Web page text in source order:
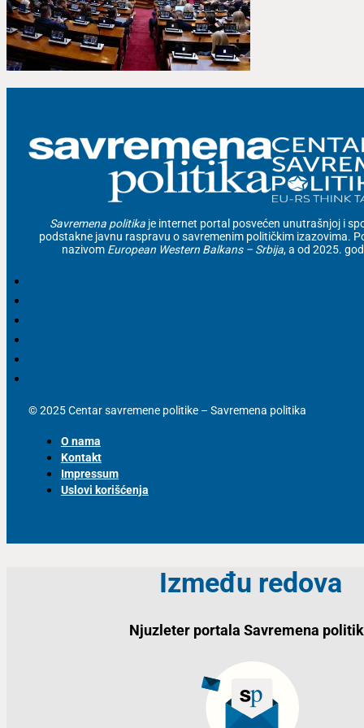
Savremena politika je internet portal posvećen unutrašnjoj i
podstakne javnu raspravu o savremenim političkim izazovima.
nazivom European Western Balkans – Srbija, a od 2025.
© 2025 Centar savremene politike – Savremena politika
O nama
Kontakt
Impressum
Uslovi korišćenja
Između redova
Njuzleter portala Savremena